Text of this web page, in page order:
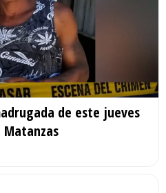
de este jueves
Matanzas